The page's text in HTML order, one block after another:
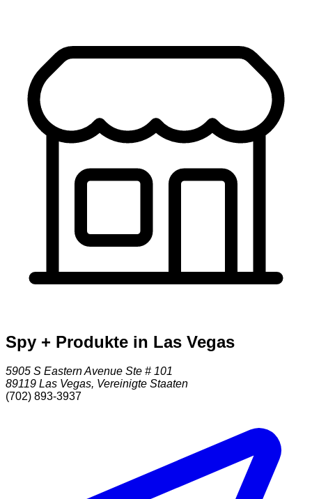
Spy + Produkte in Las Vegas
5905 S Eastern Avenue Ste # 101
89119 Las Vegas, Vereinigte Staaten
(702) 893-3937